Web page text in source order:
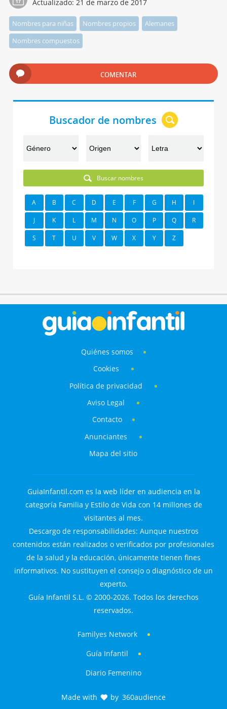
Actualizado: 21 de marzo de 2017
Nombres para niñas Nombres propios
Alemanes
Nombres compuestos
COMENTAR
Buscador de nombres
Buscar nombres
A B C D E F G H I
J K L M N O P Q R
S T U V W X Y Z
Quiénes somos
Cookies
Política de privacidad
Aviso Legal
Contacto
Anunciantes
Mapa del sitio
GuiaInfantil.com es la web líder en audiencia en la
categoría Familia y Estilo de Vida con 14 millones de
visitantes al mes.
Descargo de responsabilidades: Aunque nuestros
contenidos están realizados o verificados por profesionales
de la salud y la educación, únicamente tienen fines
informativos. No sustituyen el consejo o diagnóstico de un
experto.
Guía Infantil S.L. © 2000-2026. Todos los derechos
reservados.
Familyes Network
Guía Infantil
Diario Femenino
Made with by 360audience